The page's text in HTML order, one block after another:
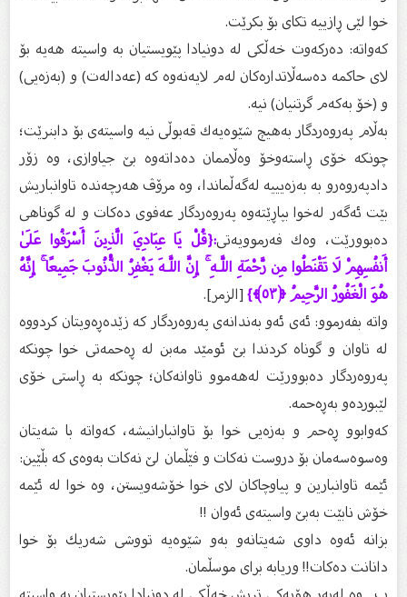
خوا لێی ڕازییە تكای بۆ بكرێت.
كەواتە: دەركەوت خەڵكی لە دونیادا پێویستیان بە واسیتە هەیە بۆ
لای حاكمە دەسەڵاتدارەكان لەم لایەنەوە كە (عەدالەت) و (بەزەیی)
و (خۆ بەكەم گرتنیان) نیە.
بەڵام پەروەردگار بەهیچ شێوەیەك قەبوڵی نیە واسیتەی بۆ دابنرێت؛
چونكە خۆی ڕاستەوخۆ وەڵاممان دەداتەوە بێ‌ جیاوازی، وە زۆر
دادپەروەرو بە بەزەیییە لەگەڵماندا، وە مرۆڤ هەرچەندە تاوانباریش
بێت ئەگەر لەخوا بپاڕێتەوە پەروەردگار عەفوی دەكات و لە گوناهی
دەبوورێت، وەك فەرموویەتی:{قُلْ يَا عِبَادِيَ الَّذِينَ أَسْرَفُوا عَلَىٰ
أَنفُسِهِمْ لَا تَقْنَطُوا مِن رَّحْمَةِ اللَّـهِ ۚ إِنَّ اللَّـهَ يَغْفِرُ الذُّنُوبَ جَمِيعًا ۚ إِنَّهُ
هُوَ الْغَفُورُ الرَّحِيمُ ﴿٥٣﴾}
[الزمر].
واتە بفەرموو: ئەی ئەو بەندانەی پەروەردگار كە زێدەڕەویتان كردووە
لە تاوان و گوناه كردندا بێ‌ ئومێد مەبن لە ڕەحمەتی خوا چونكە
پەروەردگار دەبوورێت لەهەموو تاوانەكان؛ چونكە بە ڕاستی خۆی
لێبوردەو بەڕەحمە.
كەوابوو ڕەحم و بەزەیی خوا بۆ تاوانبارانیشە، كەواتە با شەیتان
وەسوەسەمان بۆ دروست نەكات و فێڵمان لێ‌ نەكات بەوەی كە بڵێین:
ئێمە تاوانبارین و پیاوچاكان لای خوا خۆشەویستن، وە خوا لە ئێمە
خۆش نابێت بەبێ‌ واسیتەی ئەوان !!
بزانە ئەوە داوی شەیتانەو بەو شێوەیە تووشی شەریك بۆ خوا
دانانت دەكات!! وریابە برای موسڵمان.